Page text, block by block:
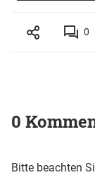
0
0
Bitte beachten